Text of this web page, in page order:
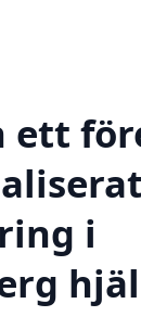
ett
i